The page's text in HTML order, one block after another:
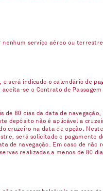
nenhum serviço aéreo ou
será indicado o calendário de
se o Contrato de
80 dias da data de
depósito não é aplicável a
na data de opção.
será solicitado o pagamento
de navegação. Em caso de não
realizadas a menos de 80